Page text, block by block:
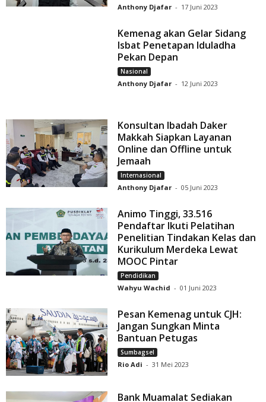
Anthony Djafar - 17 Juni 2023
Kemenag akan Gelar Sidang
Isbat Penetapan Iduladha
Pekan Depan
Nasional
Anthony Djafar - 12 Juni 2023
Konsultan Ibadah Daker
Makkah Siapkan Layanan
Online dan Offline untuk
Jemaah
Internasional
Anthony Djafar - 05 Juni 2023
Animo Tinggi, 33.516
Pendaftar Ikuti Pelatihan
Penelitian Tindakan Kelas dan
Kurikulum Merdeka Lewat
MOOC Pintar
Pendidikan
Wahyu Wachid - 01 Juni 2023
Pesan Kemenag untuk CJH:
Jangan Sungkan Minta
Bantuan Petugas
Sumbagsel
Rio Adi - 31 Mei 2023
Bank Muamalat Sediakan